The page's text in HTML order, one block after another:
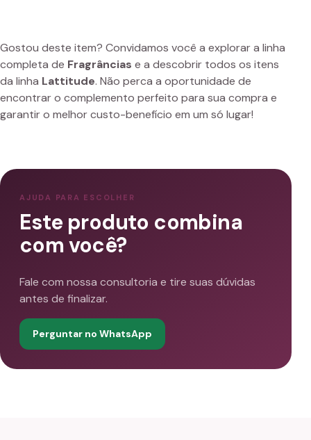
Gostou deste item? Convidamos você a explorar a linha
completa de Fragrâncias e a descobrir todos os itens
da linha Lattitude. Não perca a oportunidade de
encontrar o complemento perfeito para sua compra e
garantir o melhor custo-benefício em um só lugar!
AJUDA PARA ESCOLHER
Este produto combina
com você?
Fale com nossa consultoria e tire suas dúvidas
antes de finalizar.
Perguntar no WhatsApp